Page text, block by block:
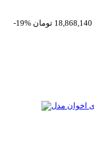
-19%
18,868,140 تومان